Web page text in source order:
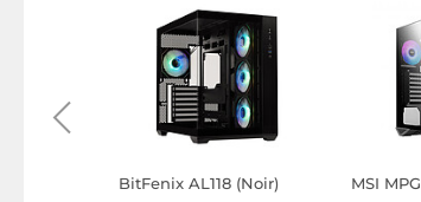
BitFenix AL118 (Noir) MSI